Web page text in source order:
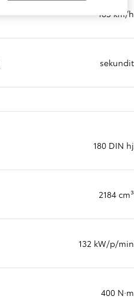
185 km/h
sekundit
180 DIN hj
2184 cm³
132 kW/p/min
400 N·m